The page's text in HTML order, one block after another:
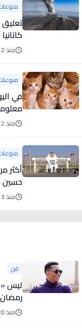
تعليق
منذ 2 ساعة
منذ 2 ساعة
حسين
منذ 3 ساعات
فن
منذ 20 ثانية